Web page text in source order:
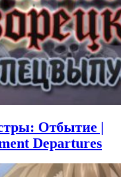
Отбытие |
Departures